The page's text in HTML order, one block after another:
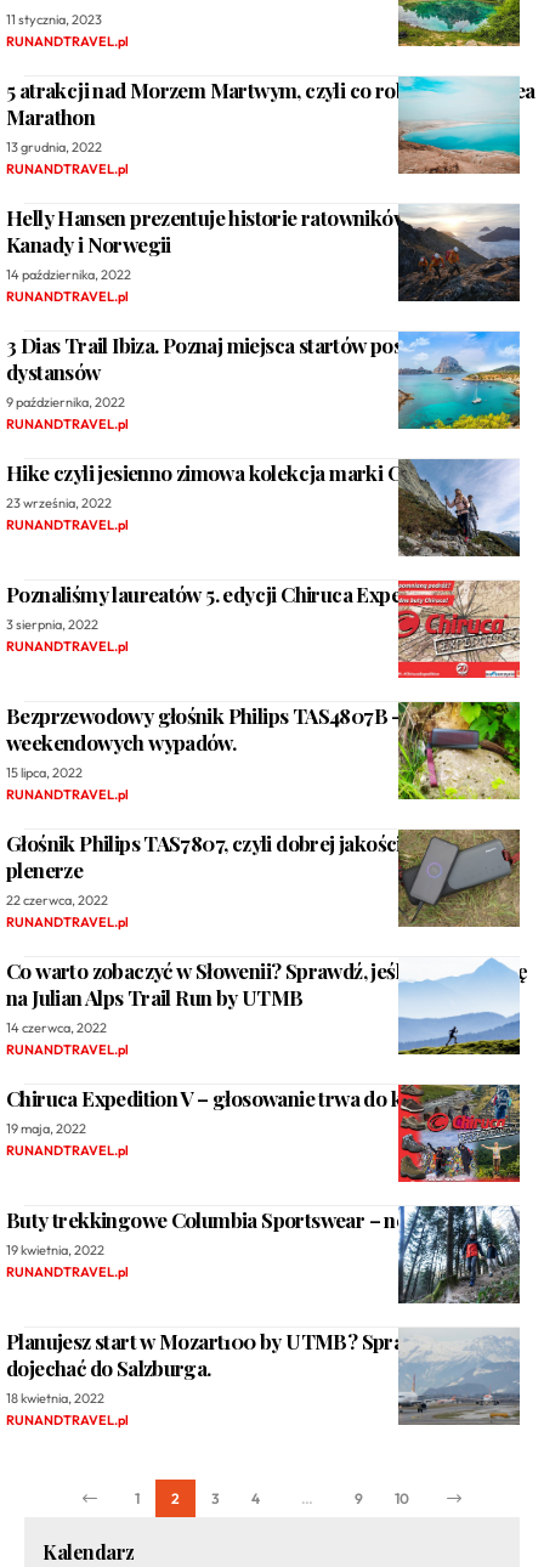
11 stycznia, 2023
RUNANDTRAVEL.pl
5 atrakcji nad Morzem Martwym, czyli co robić po Dead Sea
Marathon
13 grudnia, 2022
RUNANDTRAVEL.pl
Helly Hansen prezentuje historie ratowników górskich z
Kanady i Norwegii
14 października, 2022
RUNANDTRAVEL.pl
3 Dias Trail Ibiza. Poznaj miejsca startów poszczególnych
dystansów
9 października, 2022
RUNANDTRAVEL.pl
Hike czyli jesienno zimowa kolekcja marki Columbia
23 września, 2022
RUNANDTRAVEL.pl
Poznaliśmy laureatów 5. edycji Chiruca Expedition!
3 sierpnia, 2022
RUNANDTRAVEL.pl
Bezprzewodowy głośnik Philips TAS4807B – „towarzysz”
weekendowych wypadów.
15 lipca, 2022
RUNANDTRAVEL.pl
Głośnik Philips TAS7807, czyli dobrej jakości muzyka w
plenerze
22 czerwca, 2022
RUNANDTRAVEL.pl
Co warto zobaczyć w Słowenii? Sprawdź, jeśli wybierasz się
na Julian Alps Trail Run by UTMB
14 czerwca, 2022
RUNANDTRAVEL.pl
Chiruca Expedition V – głosowanie trwa do końca maja!
19 maja, 2022
RUNANDTRAVEL.pl
Buty trekkingowe Columbia Sportswear – nowości 2022
19 kwietnia, 2022
RUNANDTRAVEL.pl
Planujesz start w Mozart100 by UTMB? Sprawdź, jak
dojechać do Salzburga.
18 kwietnia, 2022
RUNANDTRAVEL.pl
1 2 3 4 … 9 10
Kalendarz